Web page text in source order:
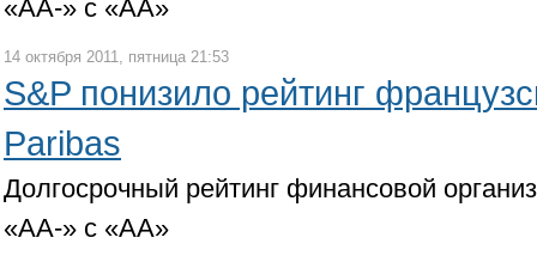
«АА-» с «АА»
14 октября 2011, пятница 21:53
S&P понизило рейтинг
Paribas
Долгосрочный рейтинг финансовой
«АА-» с «АА»